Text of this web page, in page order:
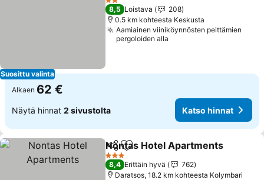
Suosittu valinta
2 Tähtiluokitus
8,5 Loistava
208
0.5 km kohteesta Keskusta
Aamiainen viiniköynnösten peittämien
pergoloiden alla
Alkaen 62 €
Näytä hinnat 2 sivustolta Katso hinnat
Jaa Lisää suosikkeihin
Nontas Hotel Apartments
3 Tähtiluokitus
8,4 Erittäin hyvä
762
Daratsos, 18.2 km kohteesta Kolymbari